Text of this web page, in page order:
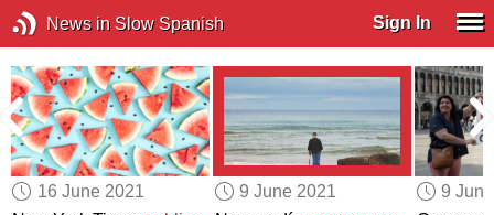
News in Slow Spanish Sign In
16 June 2021
9 June 2021
9